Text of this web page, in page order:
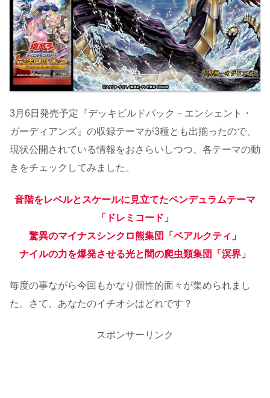
3月6日発売予定『デッキビルドパック－エンシェント・
ガーディアンズ』の収録テーマが3種とも出揃ったので、
現状公開されている情報をおさらいしつつ、各テーマの動
きをチェックしてみました。
音階をレベルとスケールに見立てたペンデュラムテーマ
「ドレミコード」
驚異のマイナスシンクロ熊集団「ベアルクティ」
ナイルの力を爆発させる光と闇の爬虫類集団「溟界」
毎度の事ながら今回もかなり個性的面々が集められまし
た。さて、あなたのイチオシはどれです？
スポンサーリンク